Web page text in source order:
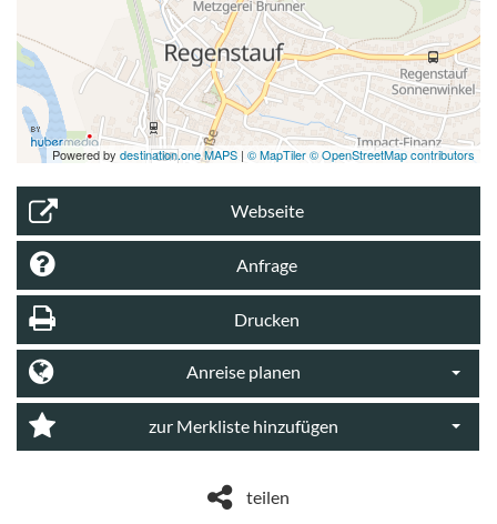
Powered by destination.one MAPS | © MapTiler © OpenStreetMap contributors
Webseite
Anfrage
Drucken
Anreise planen
zur Merkliste hinzufügen
teilen